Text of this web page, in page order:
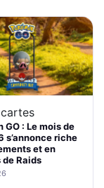
GO : Le mois de
s’annonce riche
et en
Raids